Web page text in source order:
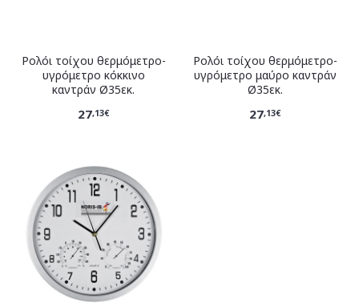
Ρολόι τοίχου θερμόμετρο-
υγρόμετρο κόκκινο
καντράν Ø35εκ.
27,13€
Ρολόι τοίχου θερμόμετρο-
υγρόμετρο μαύρο καντράν
Ø35εκ.
27,13€